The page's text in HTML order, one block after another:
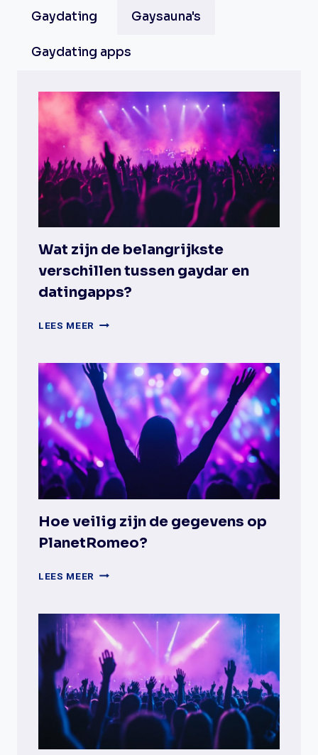
Gaydating Gaysauna's
Gaydating apps
Wat zijn de belangrijkste
verschillen tussen gaydar en
datingapps?
LEES MEER WAT
BELANGRIJKSTE
VERSCHILLEN
TUSSEN
GAYDAR
EN
DATINGAPPS?
Hoe veilig zijn de gegevens op
PlanetRomeo?
LEES MEER HOE
DE
GEGEVENS
OP
PLANETROMEO?